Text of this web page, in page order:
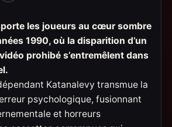
les joueurs au cœur sombre
1990, où la disparition d’un
prohibé s’entremêlent dans
Katanalevy transmue la
psychologique, fusionnant
et horreurs